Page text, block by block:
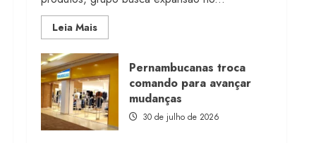
Leia MaisRead
more
Morena
Rosa
lança
franquia
com
estoque
consignado
Pernambucanas troca
comando para avançar
mudanças
30 de julho de 2026